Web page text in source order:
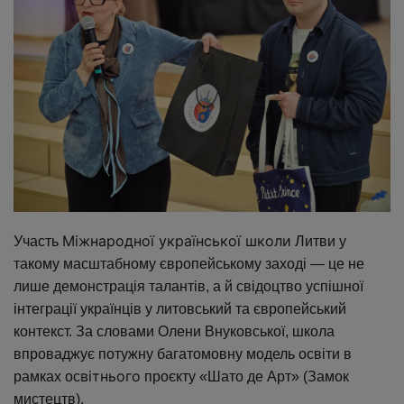
Участь Міжнародної української школи Литви у
такому масштабному європейському заході — це не
лише демонстрація талантів, а й свідоцтво успішної
інтеграції українців у литовський та європейський
контекст. За словами Олени Внуковської, школа
впроваджує потужну багатомовну модель освіти в
рамках освітнього проєкту «Шато де Арт» (Замок
мистецтв).